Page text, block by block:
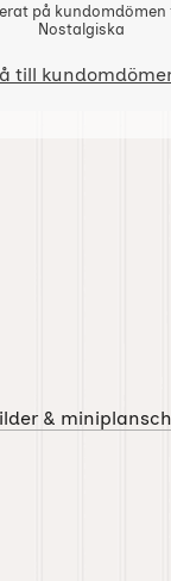
på kundomdömen
Nostalgiska
till
&